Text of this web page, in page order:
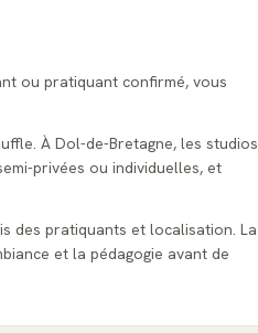
ou pratiquant confirmé, vous
À Dol-de-Bretagne, les studios
privées ou individuelles, et
des pratiquants et localisation. La
et la pédagogie avant de